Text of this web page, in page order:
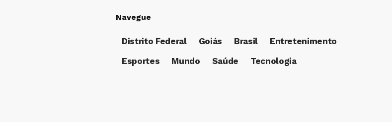
Navegue
Distrito Federal Goiás Brasil
Entretenimento
Esportes
Mundo Saúde Tecnologia